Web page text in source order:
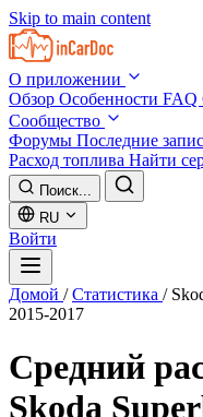
Skip to main content
О приложении
Обзор Особенности FAQ
Сообщество
Форумы Последние
Расход топлива Найти
Поиск...
RU
Войти
Домой / Статистика /
2015-2017
Средний
Skoda